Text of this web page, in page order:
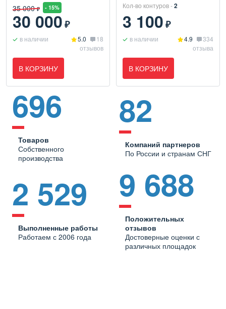
35 000 ₽ - 15%
30 000₽
в наличии 5.0
18
отзывов
В КОРЗИНУ
Кол-во контуров -2
3 100₽
в наличии 4.9
334
отзыва
В КОРЗИНУ
696
Товаров
Собственного
производства
82
Компаний партнеров
По России и странам СНГ
2 529
Выполненные работы
Работаем с 2006 года
9 688
Положительных
отзывов
Достоверные оценки с
различных площадок